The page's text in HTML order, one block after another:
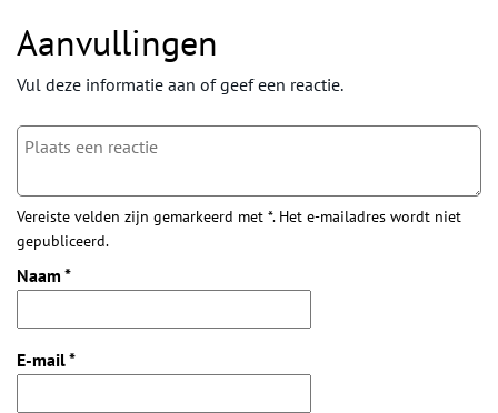
Aanvullingen
Vul deze informatie aan of geef een reactie.
Vereiste velden zijn gemarkeerd met *. Het e-mailadres wordt niet
gepubliceerd.
Naam *
E-mail*